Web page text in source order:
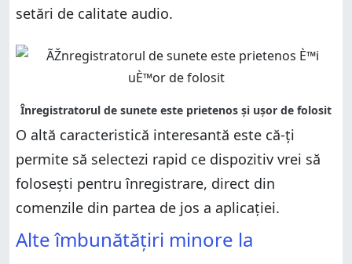
setări de calitate audio.
O altă caracteristică interesantă este că-ți
permite să selectezi rapid ce dispozitiv vrei să
folosești pentru înregistrare, direct din
comenzile din partea de jos a aplicației.
Alte îmbunătățiri minore la